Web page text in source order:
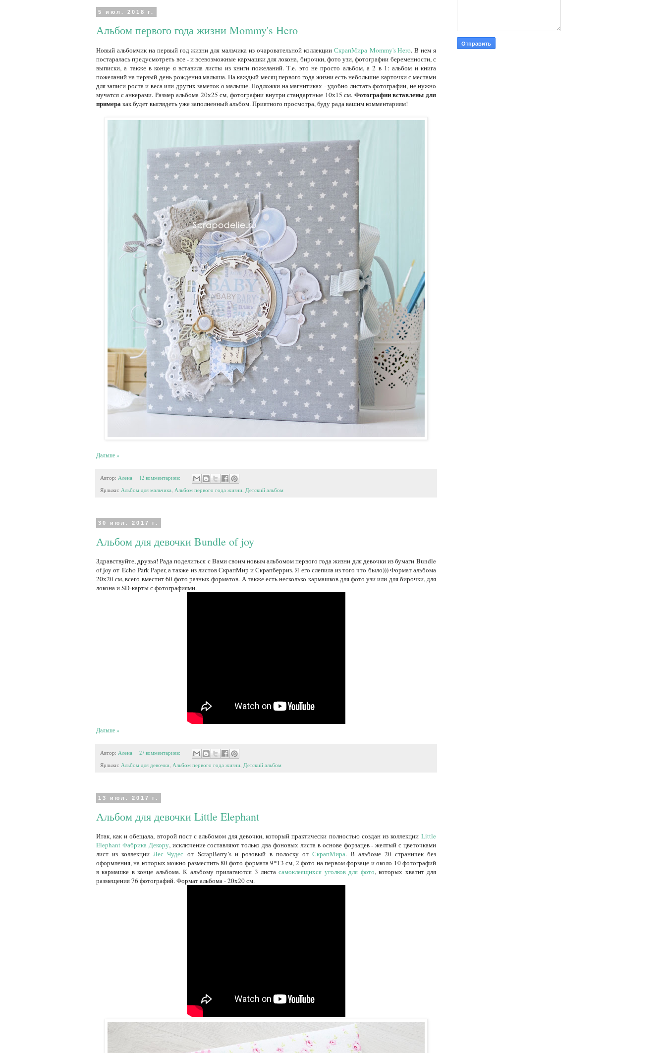
5 июл. 2018 г.
Альбом первого года жизни Mommy's Hero
Новый альбомчик на первый год жизни для мальчика из очаровательной коллекции СкрапМира Mommy's Hero. В нем я
постаралась предусмотреть все - и всевозможные кармашки для локона, бирочки, фото узи, фотографии беременности, с
выписки, а также в конце я вставила листы из книги пожеланий. Т.е. это не просто альбом, а 2 в 1: альбом и книга
пожеланий на первый день рождения малыша. На каждый месяц первого года жизни есть небольшие карточки с местами
для записи роста и веса или других заметок о малыше. Подложки на магнитиках - удобно листать фотографии, не нужно
мучатся с анкерами. Размер альбома 20х25 см, фотографии внутри стандартные 10х15 см. Фотографии вставлены для
примеракак будет выглядеть уже заполненный альбом. Приятного просмотра, буду рада вашим комментариям!
Дальше »
Автор: Алена
12 комментариев:
Ярлыки: Альбом для мальчика, Альбом первого года жизни, Детский альбом
30 июл. 2017 г.
Альбом для девочки Bundle of joy
Здравствуйте, друзья! Рада поделиться с Вами своим новым альбомом первого года жизни для девочки из бумаги Bundle
of joy от Echo Park Paper, а также из листов СкрапМир и Скрапберриз. Я его слепила из того что было))) Формат альбома
20х20 см, всего вместит 60 фото разных форматов. А также есть несколько кармашков для фото узи или для бирочки, для
локона и SD-карты с фотографиями.
Дальше »
Автор: Алена
27 комментариев:
Ярлыки: Альбом для девочки, Альбом первого года жизни, Детский альбом
13 июл. 2017 г.
Альбом для девочки Little Elephant
Итак, как и обещала, второй пост с альбомом для девочки, который практически полностью создан из коллекции Little
Elephant Фабрика Декору, исключение составляют только два фоновых листа в основе форзацев - желтый с цветочками
лист из коллекцииЛес Чудес от ScrapBerry’s и розовый в полоску от СкрапМира. В альбоме 20 страничек без
оформления, на которых можно разместить 80 фото формата 9*13 см, 2 фото на первом форзаце и около 10 фотографий
в кармашке в конце альбома. К альбому прилагаются 3 листасамоклеящихся уголков для фото, которых хватит для
размещения 76 фотографий. Формат альбома - 20х20 см.